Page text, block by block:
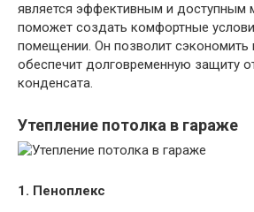
является эффективным и доступным
поможет создать комфортные
помещении. Он позволит сэкономить
обеспечит долговременную защиту
конденсата.
Утепление потолка в гараже
1. Пеноплекс